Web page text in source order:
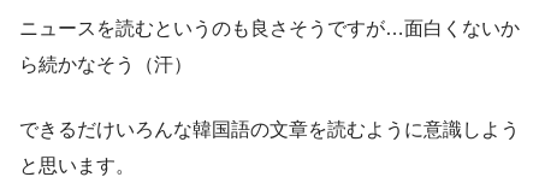
ニュースを読むというのも良さそうですが…面白くないか
ら続かなそう（汗）
できるだけいろんな韓国語の文章を読むように意識しよう
と思います。